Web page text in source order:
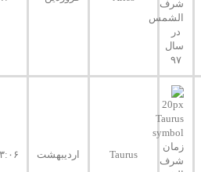
Taurus اردیبهشت